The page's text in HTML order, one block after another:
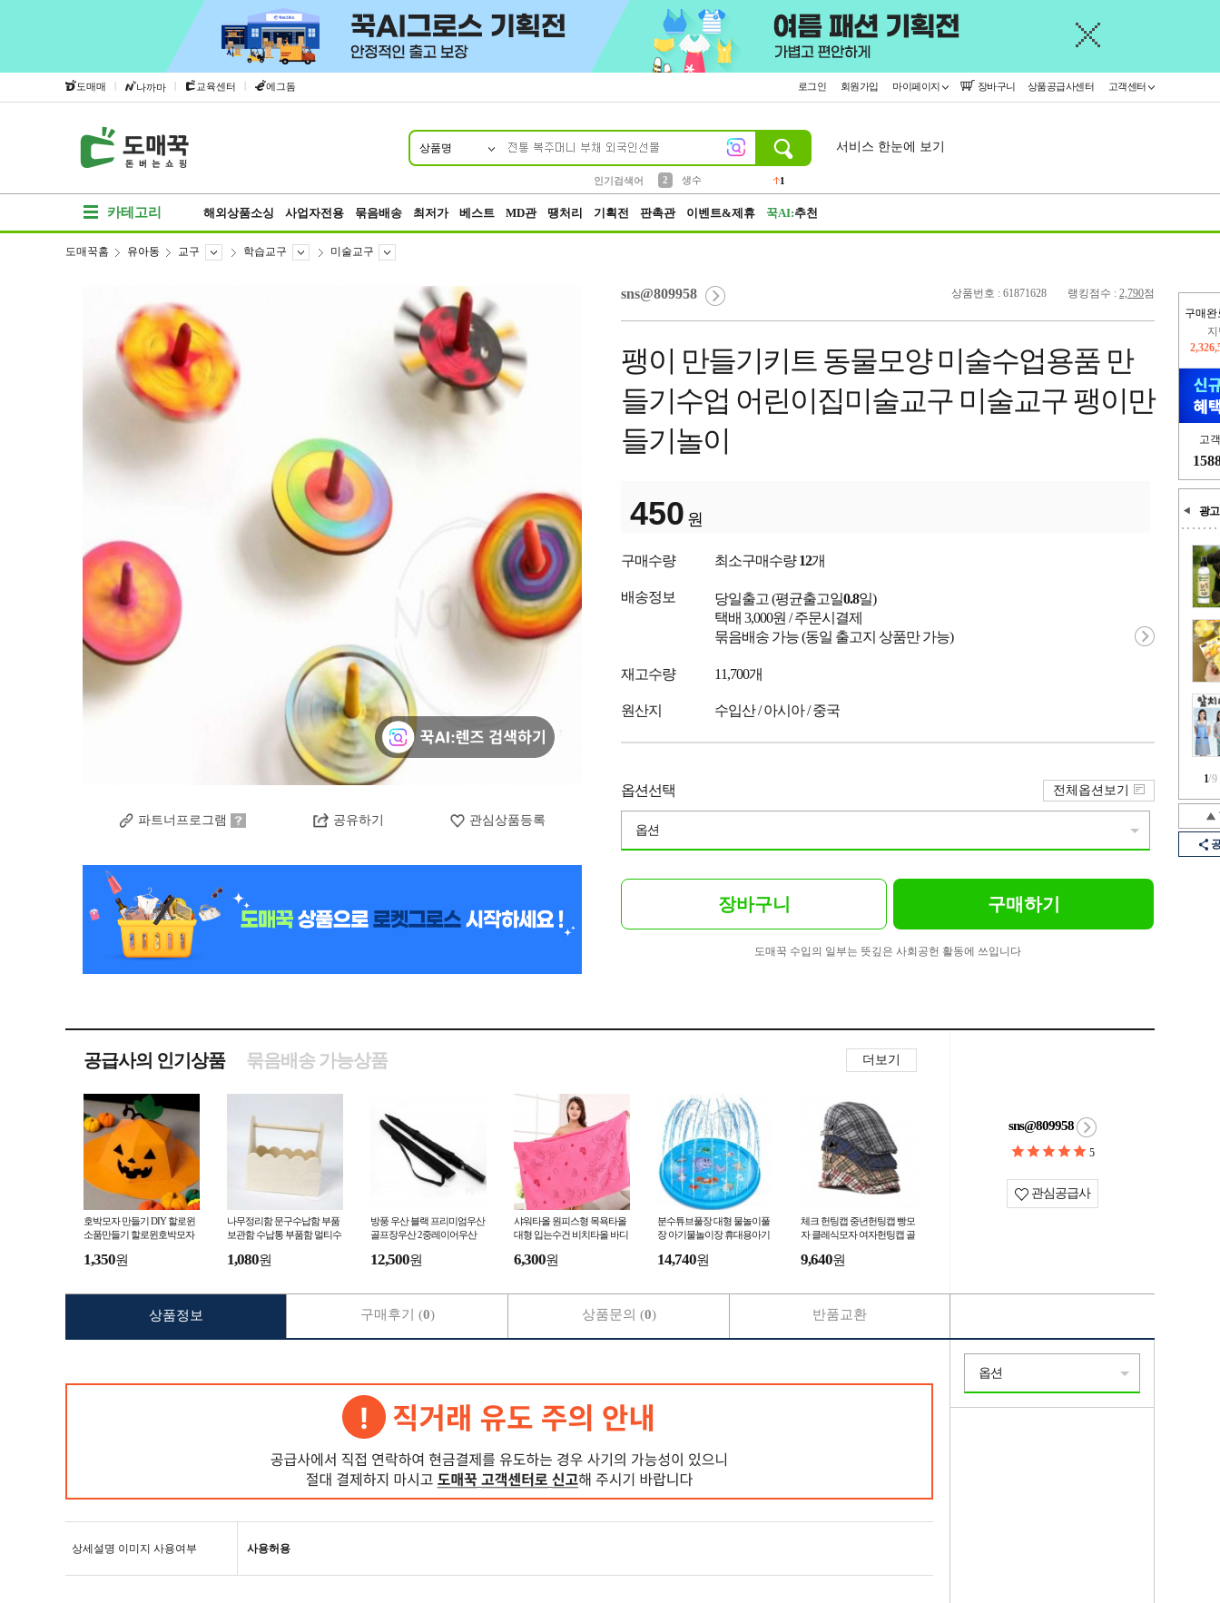
도매매 | 나까마 | 교육센터 | 에그돔 로그인 회원가입 마이페이지 장바구니 상품공급사센터 고객센터
상품명
인기검색어
2
생수
1
서비스 한눈에 보기
카테고리 해외상품소싱 사업자전용 묶음배송 최저가 베스트 MD관 땡처리 기획전 판촉관 이벤트&제휴 꾹AI:추천
구매완
고
광고
1/9
도매꾹홈 유아동 교구 학습교구 미술교구
파트너프로그램 공유하기 관심상품등록
상품번호 : 61871628 랭킹점수 : 2,790점
sns@809958
팽이 만들기키트 동물모양 미술수업용품 만
들기수업 어린이집미술교구 미술교구 팽이만
들기놀이
450 원
구매수량 최소구매수량12개
배송정보 당일출고 (평균출고일0.8일)
택배 3,000원 / 주문시결제
묶음배송 가능 (동일 출고지 상품만 가능)
재고수량 11,700개
원산지 수입산 / 아시아 / 중국
옵션선택
옵션
전체옵션보기
장바구니 구매하기
도매꾹 수입의 일부는 뜻깊은 사회공헌 활동에 쓰입니다
공급사의 인기상품 더보기
묶음배송 가능상품
호박모자 만들기 DIY 할로윈
소품만들기 할로윈호박모자
로윈모자만들기
1,350원
나무정리함 문구수납함 부품
보관함 수납통 부품함 멀티수
1,080원
방풍 우산 블랙 프리미엄우산
골프장우산 2중레이어우산
12,500원
샤워타올 원피스형 목욕타올
대형 입는수건 비치타올 바디
6,300원
분수튜브풀장 대형 물놀이풀
장 아기물놀이장 휴대용아기
14,740원
체크 헌팅캡 중년헌팅캡 빵모
자 클레식모자 여자헌팅캡 골
9,640원
sns@809958
5
관심공급사
상세설명 이미지 사용여부 사용허용
상품정보 구매후기 (0) 상품문의 (0) 반품교환
옵션